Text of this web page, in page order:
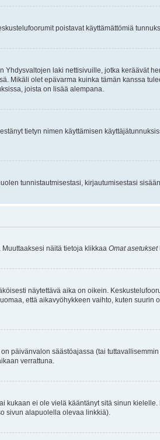
poistavat käyttämättömiä
Yhdysvaltojen laki nettisivuille, jotka
Mikäli olet epävarma kuinka tämän kanssa
joista on lisää alempana.
tietyn nimen käyttämisen
tunnistautmisestasi, kirjautumisestasi
näitä tietoja klikkaa Omat asetukset
näytettävä aika on oikein.
että aikavyöhykkeen vaihto, kuten
päivänvalon säästöajassa (tai
verrattuna.
kukaan ei ole vielä kääntänyt sitä sinun
sivun alapuolella olevaa linkkiä).